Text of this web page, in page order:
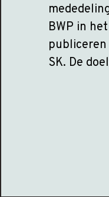
BWP in
publiceren
SK. De